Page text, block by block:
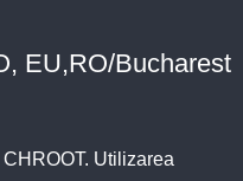
EU,RO/Bucharest
CHROOT. Utilizarea